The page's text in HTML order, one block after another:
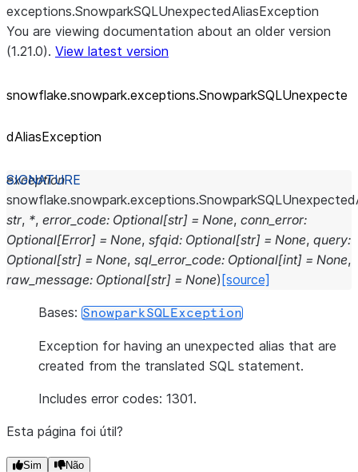
exceptions.SnowparkSQLUnexpectedAliasException
You are viewing documentation about an older version
(1.21.0). View latest version
snowflake.snowpark.exceptions.SnowparkSQLUnexpecte
dAliasException
exception
snowflake.snowpark.exceptions.
str, *, error_code: Optional[str] = None, conn_error:
Optional[Error] = None, sfqid: Optional[str] = None, query:
Optional[str] = None, sql_error_code: Optional[int] = None,
raw_message: Optional[str] = None) [source]
Bases: SnowparkSQLException
Exception for having an unexpected alias that are
created from the translated SQL statement.
Includes error codes: 1301.
Esta página foi útil?
Sim Não